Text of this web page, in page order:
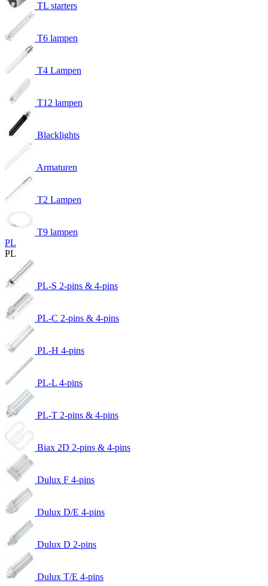
TL starters
T6 lampen
T4 Lampen
T12 lampen
Blacklights
Armaturen
T2 Lampen
T9 lampen
PL
PL
PL-S 2-pins & 4-pins
PL-C 2-pins & 4-pins
PL-H 4-pins
PL-L 4-pins
PL-T 2-pins & 4-pins
Biax 2D 2-pins & 4-pins
Dulux F 4-pins
Dulux D/E 4-pins
Dulux D 2-pins
Dulux T/E 4-pins